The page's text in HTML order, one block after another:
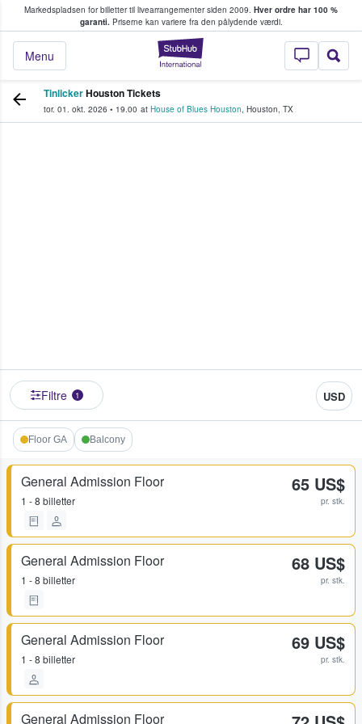
Markedspladsen for billetter til livearrangementer siden 2009. Hver ordre har 100 %
garanti.Priserne kan variere fra den pålydende værdi.
StubHub - Hvor
Menu
køber og sælger billetter
TinlickerHouston Tickets
tor. 01. okt. 2026 • 19.00 at House of Blues Houston, Houston, TX
Filtre 1 USD
Floor GA Balcony
General Admission Floor
1 - 8 billetter
65 US$
pr. stk.
General Admission Floor
1 - 8 billetter
68 US$
pr. stk.
General Admission Floor
1 - 8 billetter
69 US$
pr. stk.
General Admission Floor